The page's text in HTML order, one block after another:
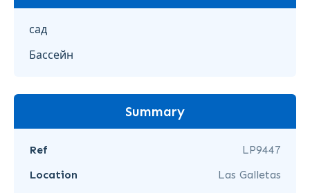
сад
Бассейн
Summary
Ref
LP9447
Location
Las Galletas